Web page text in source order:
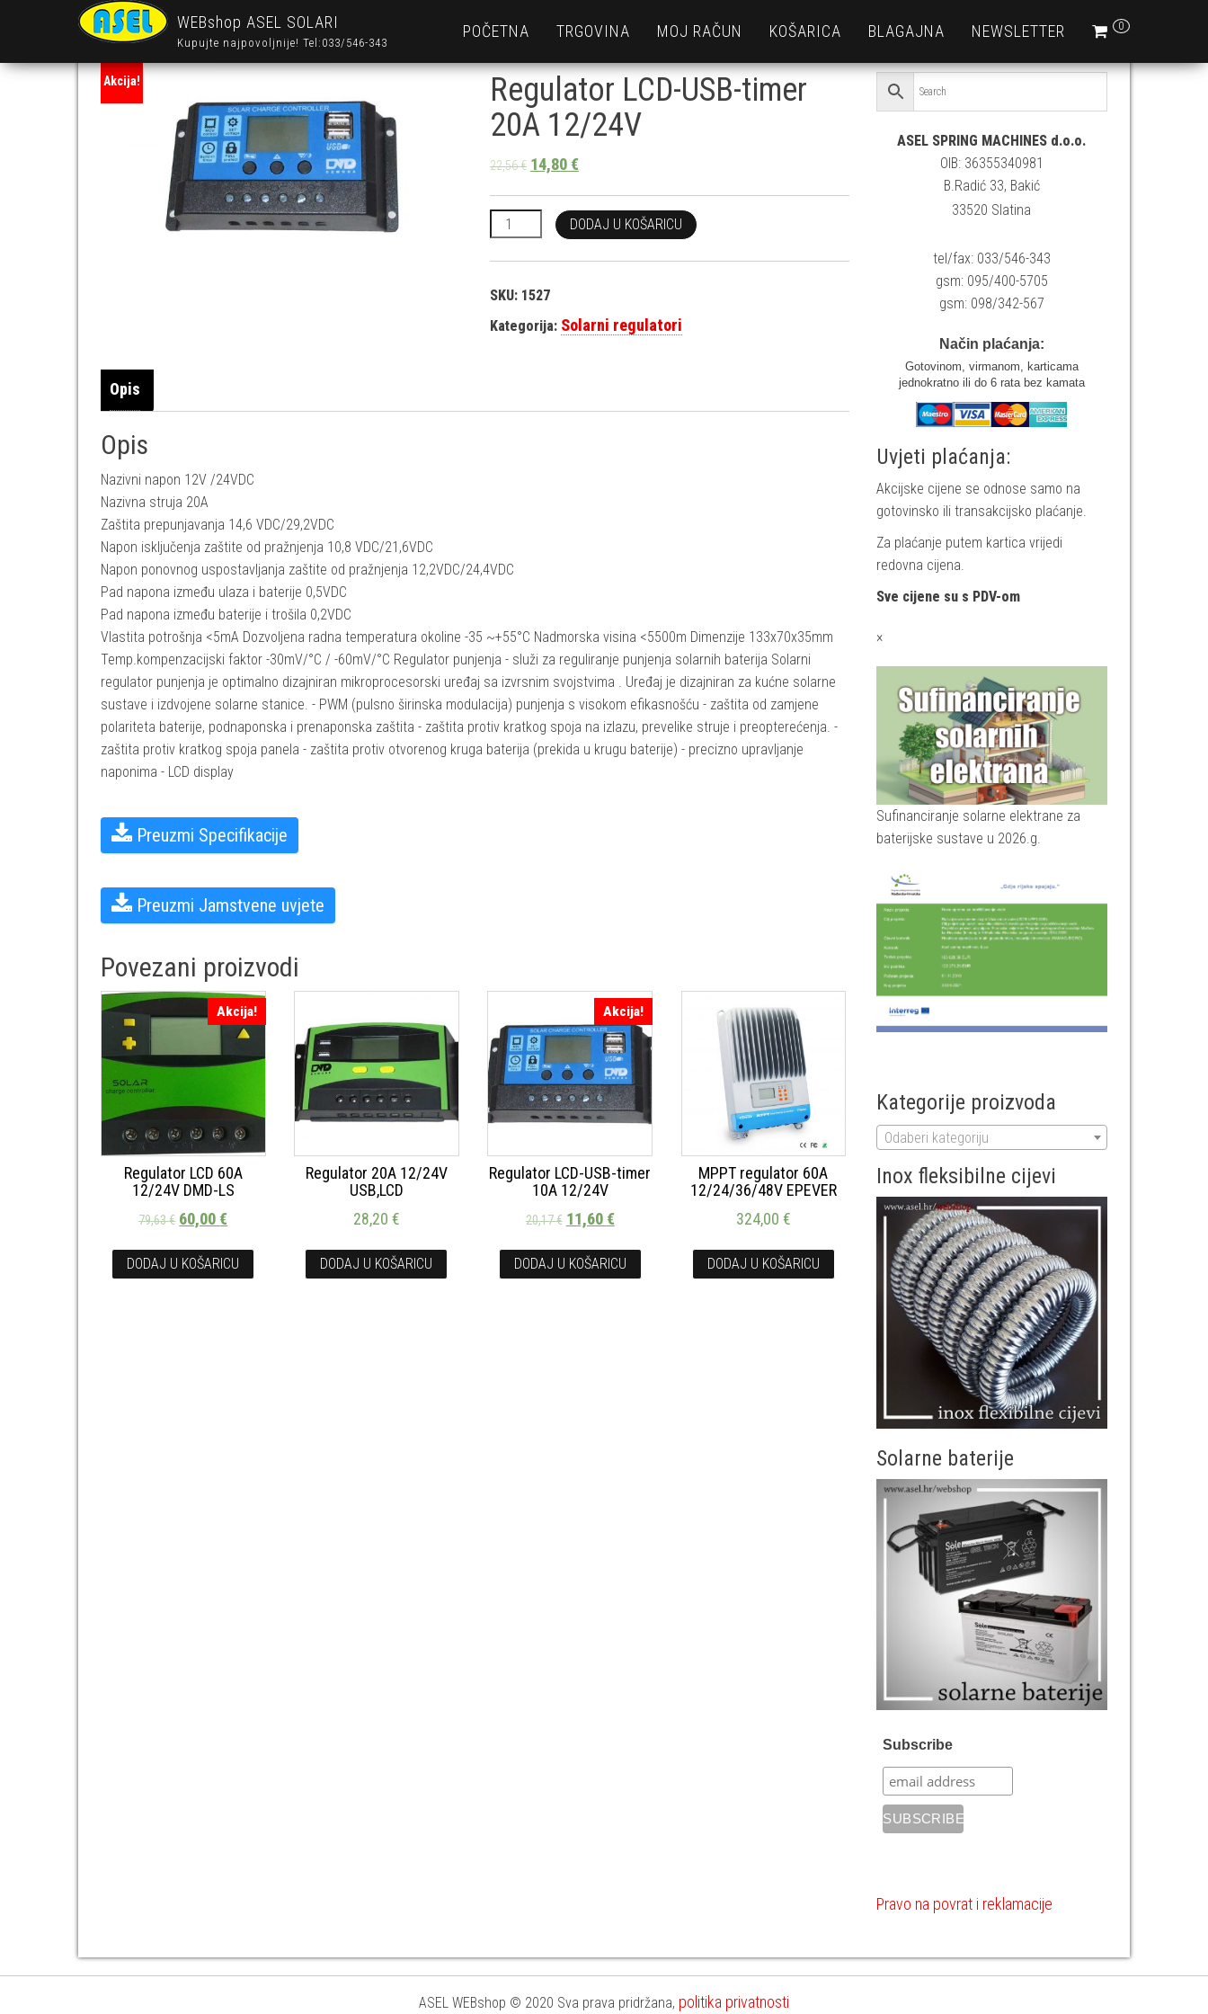
WEBshop ASEL SOLARI
Kupujte najpovoljnije! Tel:033/546-343
0
POČETNA TRGOVINA MOJ RAČUN KOŠARICA BLAGAJNA NEWSLETTER
Akcija!
Regulator LCD-USB-timer
20A 12/24V
22,56€ 14,80€
Regulator LCD-USB-timer 20A 12/24V količina
DODAJ U KOŠARICU
SKU: 1527
Kategorija: Solarni regulatori
Opis
Opis
Nazivni napon 12V /24VDC
Nazivna struja 20A
Zaštita prepunjavanja 14,6 VDC/29,2VDC
Napon isključenja zaštite od pražnjenja 10,8 VDC/21,6VDC
Napon ponovnog uspostavljanja zaštite od pražnjenja 12,2VDC/24,4VDC
Pad napona između ulaza i baterije 0,5VDC
Pad napona između baterije i trošila 0,2VDC
Vlastita potrošnja <5mA Dozvoljena radna temperatura okoline -35 ~+55°C Nadmorska visina <5500m Dimenzije 133x70x35mm
Temp.kompenzacijski faktor -30mV/°C / -60mV/°C Regulator punjenja - služi za reguliranje punjenja solarnih baterija Solarni
regulator punjenja je optimalno dizajniran mikroprocesorski uređaj sa izvrsnim svojstvima . Uređaj je dizajniran za kućne solarne
sustave i izdvojene solarne stanice. - PWM (pulsno širinska modulacija) punjenja s visokom efikasnošću - zaštita od zamjene
polariteta baterije, podnaponska i prenaponska zaštita - zaštita protiv kratkog spoja na izlazu, prevelike struje i preopterećenja. -
zaštita protiv kratkog spoja panela - zaštita protiv otvorenog kruga baterija (prekida u krugu baterije) - precizno upravljanje
naponima - LCD display
Preuzmi Specifikacijeㅤ
Preuzmi Jamstvene uvjeteㅤ
Povezani proizvodi
Akcija!
Regulator LCD 60A
12/24V DMD-LS
79,63€ 60,00€
DODAJ U KOŠARICU
Regulator 20A 12/24V
USB,LCD
28,20 €
DODAJ U KOŠARICU
Akcija!
Regulator LCD-USB-timer
10A 12/24V
20,17€ 11,60€
DODAJ U KOŠARICU
MPPT regulator 60A
12/24/36/48V EPEVER
324,00 €
DODAJ U KOŠARICU
ASEL SPRING MACHINES d.o.o.
OIB: 36355340981
B.Radić 33, Bakić
33520 Slatina
tel/fax: 033/546-343
gsm: 095/400-5705
gsm: 098/342-567
Način plaćanja:
Gotovinom, virmanom, karticama
jednokratno ili do 6 rata bez kamata
Uvjeti plaćanja:
Akcijske cijene se odnose samo na
gotovinsko ili transakcijsko plaćanje.
Za plaćanje putem kartica vrijedi
redovna cijena.
Sve cijene su s PDV-om
×
Sufinanciranje solarne elektrane za
baterijske sustave u 2026.g.
Kategorije proizvoda
Odaberi kategoriju
Inox fleksibilne cijevi
Solarne baterije
Subscribe
Pravo na povrat i reklamacije
ASEL WEBshop © 2020 Sva prava pridržana, politika privatnosti